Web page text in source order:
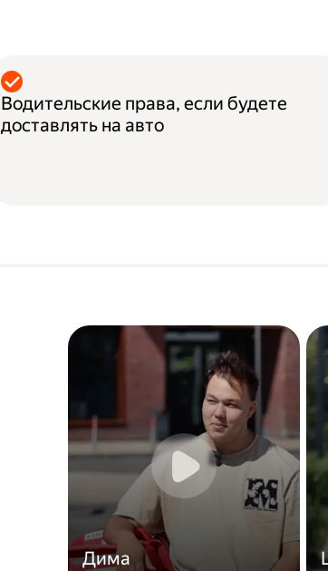
Водительские права, если будете
доставлять на авто
Дима